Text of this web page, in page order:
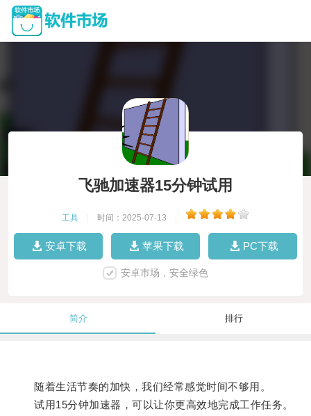
飞驰加速器15分钟试用
工具 时间：2025-07-13
安卓下载 苹果下载 PC下载
安卓市场，安全绿色
简介 排行
随着生活节奏的加快，我们经常感觉时间不够用。
试用15分钟加速器，可以让你更高效地完成工作任务。